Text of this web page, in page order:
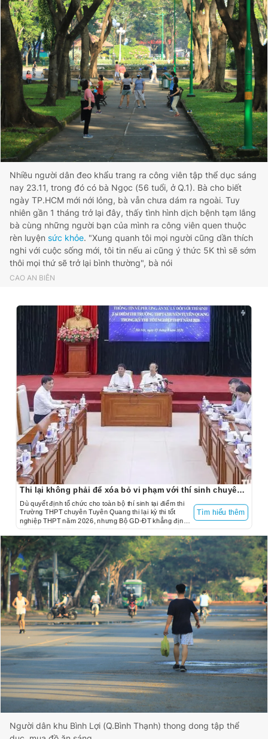
Nhiều người dân đeo khẩu trang ra công viên tập thể dục sáng
nay 23.11, trong đó có bà Ngọc (56 tuổi, ở Q.1). Bà cho biết
ngày TP.HCM mới nới lỏng, bà vẫn chưa dám ra ngoài. Tuy
nhiên gần 1 tháng trở lại đây, thấy tình hình dịch bệnh tạm lắng
bà cùng những người bạn của mình ra công viên quen thuộc
rèn luyện sức khỏe. "Xung quanh tôi mọi người cũng dần thích
nghi với cuộc sống mới, tôi tin nếu ai cũng ý thức 5K thì sẽ sớm
thôi mọi thứ sẽ trở lại bình thường", bà nói
CAO AN BIÊN
Thi lại không phải để xóa bỏ vi phạm với thí sinh chuyên Tuyên Quang
Dù quyết định tổ chức cho toàn bộ thí sinh tại điểm thi
Trường THPT chuyên Tuyên Quang thi lại kỳ thi tốt
nghiệp THPT năm 2026, nhưng Bộ GD-ĐT khẳng định
vẫn xử lý những thí sinh vi phạm sau khi có kết luận
điều tra.
Tìm hiểu thêm
Người dân khu Bình Lợi (Q.Bình Thạnh) thong dong tập thể